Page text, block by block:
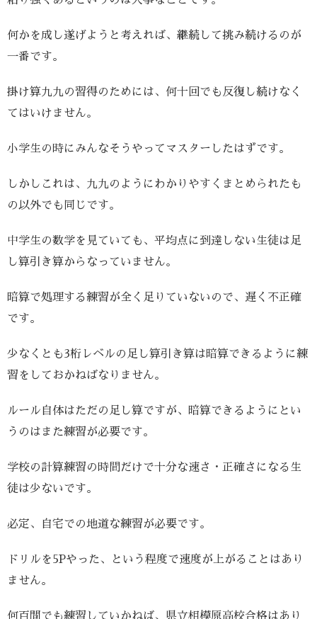
何かを成し遂げようと考えれば、継続して挑み続けるのが
一番です。
掛け算九九の習得のためには、何十回でも反復し続けなく
てはいけません。
小学生の時にみんなそうやってマスターしたはずです。
しかしこれは、九九のようにわかりやすくまとめられたも
の以外でも同じです。
中学生の数学を見ていても、平均点に到達しない生徒は足
し算引き算からなっていません。
暗算で処理する練習が全く足りていないので、遅く不正確
です。
少なくとも3桁レベルの足し算引き算は暗算できるように練
習をしておかねばなりません。
ルール自体はただの足し算ですが、暗算できるようにとい
うのはまた練習が必要です。
学校の計算練習の時間だけで十分な速さ・正確さになる生
徒は少ないです。
必定、自宅での地道な練習が必要です。
ドリルを5Pやった、という程度で速度が上がることはあり
ません。
何百問でも練習していかねば、県立相模原高校合格はあり